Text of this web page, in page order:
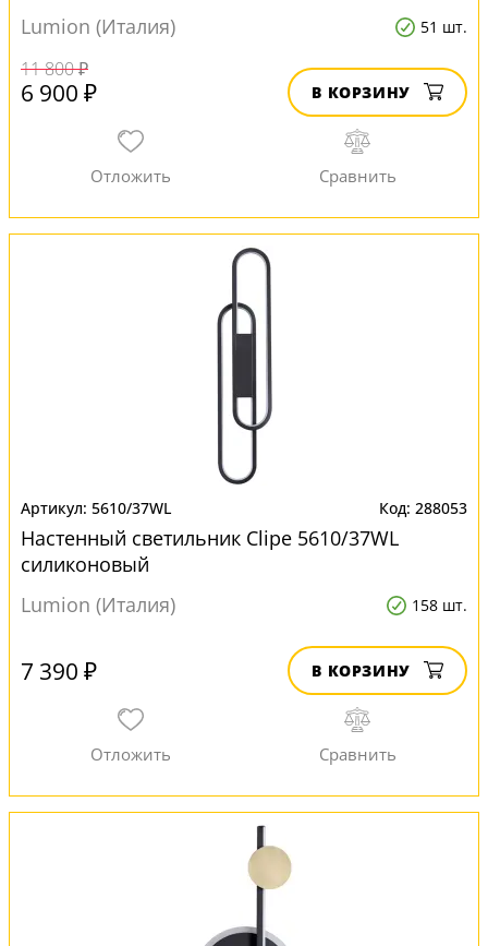
Lumion (Италия)
51 шт.
11 800 ₽
6 900 ₽ В КОРЗИНУ
5610/37WL 288053
Настенный светильник Clipe 5610/37WL
силиконовый
Lumion (Италия)
158 шт.
7 390 ₽ В КОРЗИНУ